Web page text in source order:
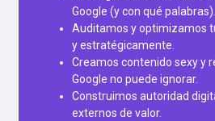
Google (y con qué palabras).
Auditamos y optimizamos
y estratégicamente.
Creamos contenido sexy y
Google no puede ignorar.
Construimos autoridad
externos de valor.